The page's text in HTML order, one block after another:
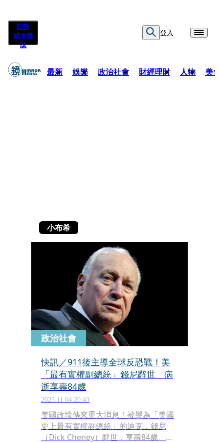
訂閱
紙本雜
誌
登入
最新 娛樂 政治社會 財經理財 人物 美
小布希
政治社會
快訊／911後主導全球反恐戰！美
「最有實權副總統」錢尼辭世 病
逝享壽84歲
2025.11.04 20:43
美國政壇傳來重大消息！被譽為「美國
史上最有實權副總統」的迪克．錢尼
（Dick Cheney）辭世，享壽84歲。據